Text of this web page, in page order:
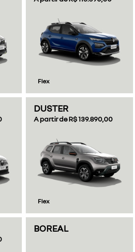
Flex
DUSTER
A partir de R$ 139.890,00
Flex
BOREAL